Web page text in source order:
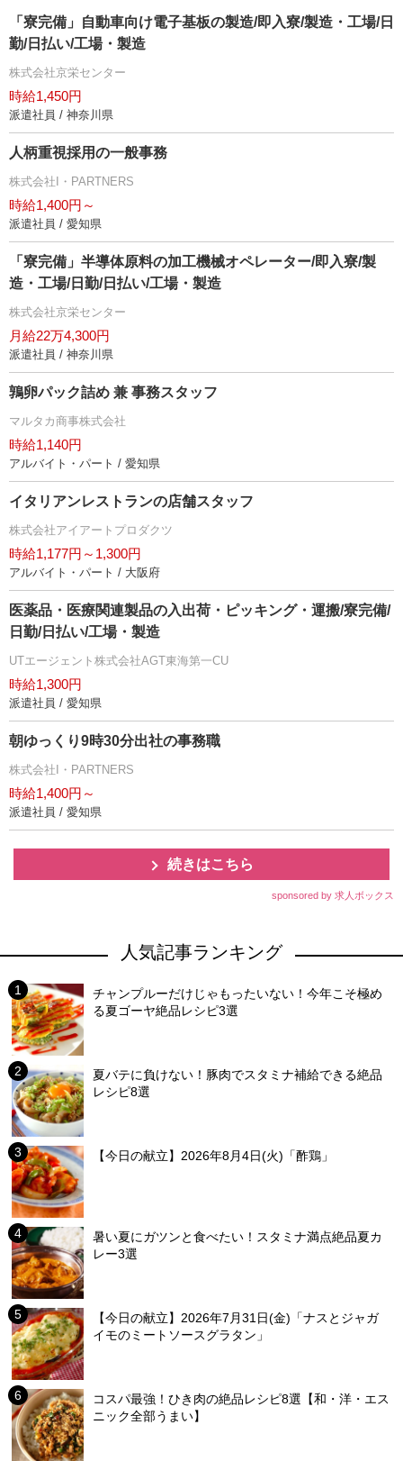
「寮完備」自動車向け電子基板の製造/即入寮/製造・工場/日
勤/日払い/工場・製造
株式会社京栄センター
時給1,450円
派遣社員 / 神奈川県
人柄重視採用の一般事務
株式会社I・PARTNERS
時給1,400円～
派遣社員 / 愛知県
「寮完備」半導体原料の加工機械オペレーター/即入寮/製
造・工場/日勤/日払い/工場・製造
株式会社京栄センター
月給22万4,300円
派遣社員 / 神奈川県
鶉卵パック詰め 兼 事務スタッフ
マルタカ商事株式会社
時給1,140円
アルバイト・パート / 愛知県
イタリアンレストランの店舗スタッフ
株式会社アイアートプロダクツ
時給1,177円～1,300円
アルバイト・パート / 大阪府
医薬品・医療関連製品の入出荷・ピッキング・運搬/寮完備/
日勤/日払い/工場・製造
UTエージェント株式会社AGT東海第一CU
時給1,300円
派遣社員 / 愛知県
朝ゆっくり9時30分出社の事務職
株式会社I・PARTNERS
時給1,400円～
派遣社員 / 愛知県
続きはこちら
sponsored by 求人ボックス
人気記事ランキング
チャンプルーだけじゃもったいない！今年こそ極め
る夏ゴーヤ絶品レシピ3選
夏バテに負けない！豚肉でスタミナ補給できる絶品
レシピ8選
【今日の献立】2026年8月4日(火)「酢鶏」
暑い夏にガツンと食べたい！スタミナ満点絶品夏カ
レー3選
【今日の献立】2026年7月31日(金)「ナスとジャガ
イモのミートソースグラタン」
コスパ最強！ひき肉の絶品レシピ8選【和・洋・エス
ニック全部うまい】